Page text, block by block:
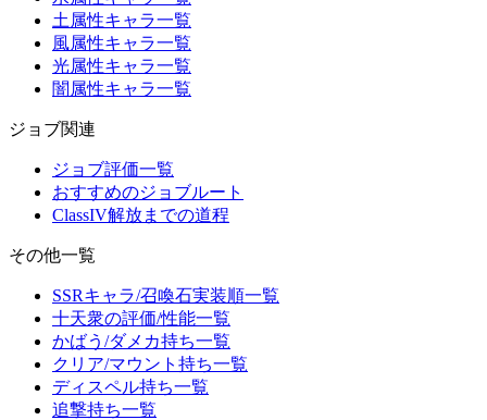
土属性キャラ一覧
風属性キャラ一覧
光属性キャラ一覧
闇属性キャラ一覧
ジョブ関連
ジョブ評価一覧
おすすめのジョブルート
ClassIV解放までの道程
その他一覧
SSRキャラ/召喚石実装順一覧
十天衆の評価/性能一覧
かばう/ダメカ持ち一覧
クリア/マウント持ち一覧
ディスペル持ち一覧
追撃持ち一覧